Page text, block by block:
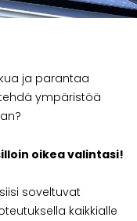
ja parantaa
ympäristöä
oikea valintasi!
soveltuvat
kaikkialle